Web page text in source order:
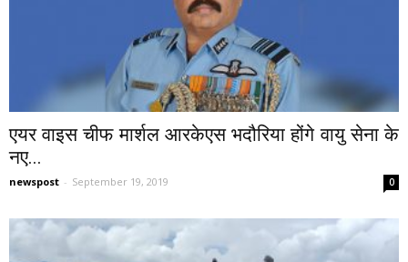
एयर वाइस चीफ मार्शल आरकेएस भदौरिया होंगे वायु सेना के
नए...
newspost - September 19, 2019 0